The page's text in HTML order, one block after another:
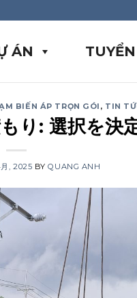
ÁN
BIẾN ÁP TRỌN GÓI , TIN
り: 選択を決
, 2025 BYQUANG ANH